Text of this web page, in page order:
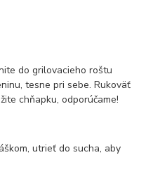
do grilovacieho roštu
tesne pri sebe. Rukoväť
chňapku, odporúčame!
utrieť do sucha, aby